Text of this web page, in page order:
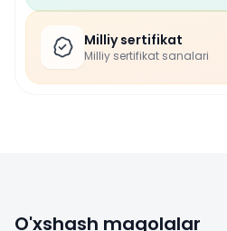
Milliy sertifikat
Milliy sertifikat sanalari
O'xshash maqolalar